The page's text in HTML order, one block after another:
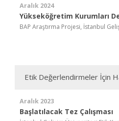
Aralık 2024
Yükseköğretim Kurumları
BAP Araştırma Projesi, İstanbul
Etik Değerlendirmeler İçin
Aralık 2023
Başlatılacak Tez Çalışması